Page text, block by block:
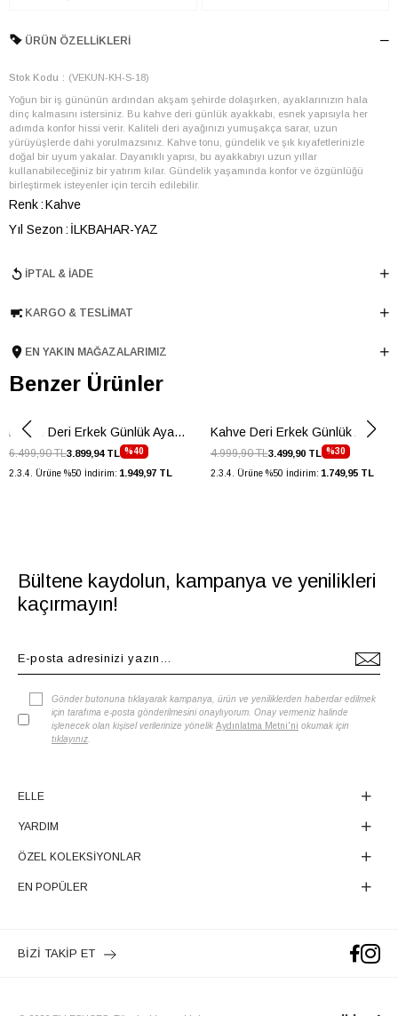
ÜRÜN ÖZELLIKLERI
Stok Kodu (VEKUN-KH-S-18)
Yoğun bir iş gününün ardından akşam şehirde dolaşırken, ayaklarınızın hala
dinç kalmasını istersiniz. Bu kahve deri günlük ayakkabı, esnek yapısıyla her
adımda konfor hissi verir. Kaliteli deri ayağınızı yumuşakça sarar, uzun
yürüyüşlerde dahi yorulmazsınız. Kahve tonu, gündelik ve şık kıyafetlerinizle
doğal bir uyum yakalar. Dayanıklı yapısı, bu ayakkabıyı uzun yıllar
kullanabileceğiniz bir yatırım kılar. Gündelik yaşamında konfor ve özgünlüğü
birleştirmek isteyenler için tercih edilebilir.
Renk Kahve
Yıl Sezon
İLKBAHAR-YAZ
Cinsiyet ERKEK
İnek Derisi
Topuk Boyu
3 cm
Taban Malzemesi TERMO
Taban Yüksekliği 3 cm
Menşei TURKIYE
Ürün Grubu
AYAKKABI
İPTAL & İADE
KARGO & TESLIMAT
EN YAKIN MAĞAZALARIMIZ
Benzer Ürünler
Kahve Deri Erkek Günlük Ayakkbı
%40
3.899,94 TL
6.499,90 TL
2.3.4. Ürüne %50 İndirim: 1.949,97 TL
Kahve Deri Erkek Günlük Ayakkabı
%30
3.499,90 TL
4.999,90 TL
2.3.4. Ürüne %50 İndirim: 1.749,95 TL
Bültene kaydolun, kampanya ve yenilikleri
kaçırmayın!
Gönder butonuna tıklayarak kampanya, ürün ve yeniliklerden haberdar edilmek
için tarafıma e-posta gönderilmesini onaylıyorum. Onay vermeniz halinde
işlenecek olan kişisel verilerinize yönelik Aydınlatma Metni'ni okumak için
tıklayınız
ELLE
YARDIM
ÖZEL KOLEKSİYONLAR
EN POPÜLER
BİZİ TAKİP ET